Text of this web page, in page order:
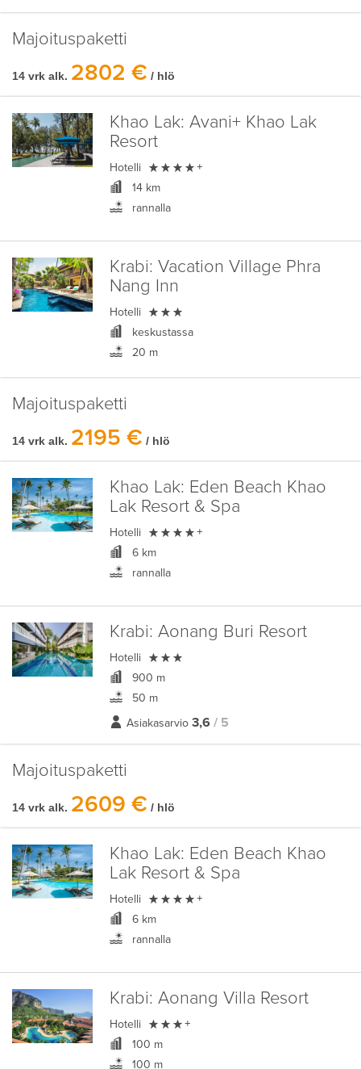
Majoituspaketti
14 vrk alk. 2802 € / hlö
Khao Lak: Avani+ Khao Lak
Resort
Hotelli  +
14 km
rannalla
Krabi: Vacation Village Phra
Nang Inn
Hotelli 
keskustassa
20 m
Majoituspaketti
14 vrk alk. 2195 € / hlö
Khao Lak: Eden Beach Khao
Lak Resort & Spa
Hotelli  +
6 km
rannalla
Krabi: Aonang Buri Resort
Hotelli 
900 m
50 m
Asiakasarvio 3,6 / 5
Majoituspaketti
14 vrk alk. 2609 € / hlö
Khao Lak: Eden Beach Khao
Lak Resort & Spa
Hotelli  +
6 km
rannalla
Krabi: Aonang Villa Resort
Hotelli  +
100 m
100 m